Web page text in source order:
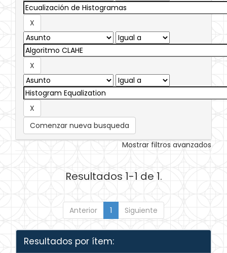
Comenzar nueva busqueda
Mostrar filtros avanzados
Resultados 1-1 de 1.
Anterior 1 Siguiente
Resultados por ítem: